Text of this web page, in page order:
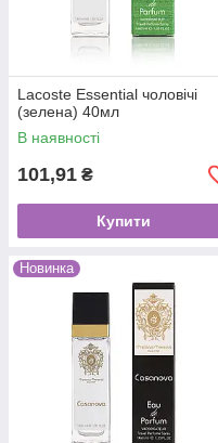
Lacoste Essential чоловічі
(зелена) 40мл
В наявності
101,91 ₴
Купити
Новинка